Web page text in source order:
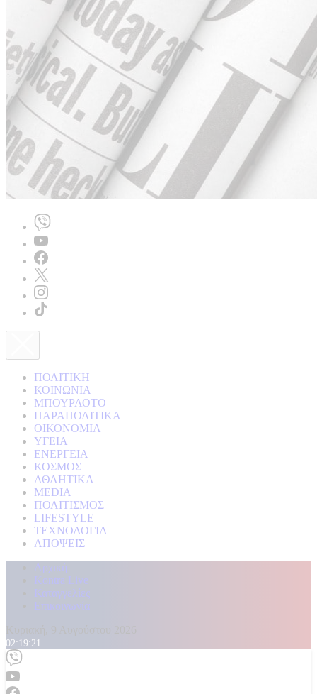
ΠΟΛΙΤΙΚΗ
ΚΟΙΝΩΝΙΑ
ΜΠΟΥΡΛΟΤΟ
ΠΑΡΑΠΟΛΙΤΙΚΑ
ΟΙΚΟΝΟΜΙΑ
ΥΓΕΙΑ
ΕΝΕΡΓΕΙΑ
ΚΟΣΜΟΣ
ΑΘΛΗΤΙΚΑ
MEDIA
ΠΟΛΙΤΙΣΜΟΣ
LIFESTYLE
ΤΕΧΝΟΛΟΓΙΑ
ΑΠΟΨΕΙΣ
Αρχική
Kontra Live
Καταγγελίες
Επικοινωνία
02:19:23